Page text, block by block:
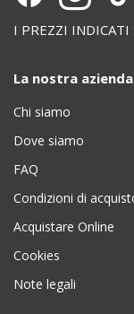
I PREZZI INDICATI
La nostra azienda
Chi siamo
Dove siamo
FAQ
Condizioni di
Acquistare Online
Cookies
Note legali